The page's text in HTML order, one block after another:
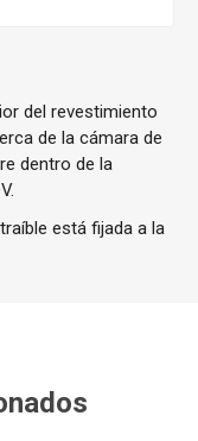
del revestimiento
de la cámara de
dentro de la
está fijada a la